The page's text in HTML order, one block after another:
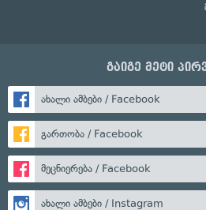
გაიგე მეტი
ახალი ამბები / Facebook
გართობა / Facebook
მეცნიერება / Facebook
ახალი ამბები / Instagram